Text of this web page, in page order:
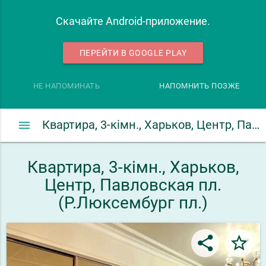
Скачайте Android-приложение.
ПЕРЕЙТИ В GOOGLE PLAY
НЕ НАПОМИНАТЬ НАПОМНИТЬ ПОЗЖЕ
Квартира, 3-кімн., Харьков, Центр, Павловская пл. (Р.Люксембург пл.)
menu
Квартира, 3-кімн., Харьков,
Центр, Павловская пл.
(Р.Люксембург пл.)
share star_border